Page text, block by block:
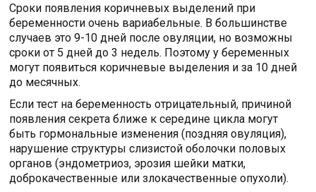
Сроки появления коричневых выделений при
беременности очень вариабельные. В большинстве
случаев это 9-10 дней после овуляции, но возможны
сроки от 5 дней до 3 недель. Поэтому у беременных
могут появиться коричневые выделения и за 10 дней
до месячных.
Если тест на беременность отрицательный, причиной
появления секрета ближе к середине цикла могут
быть гормональные изменения (поздняя овуляция),
нарушение структуры слизистой оболочки половых
органов (эндометриоз, эрозия шейки матки,
доброкачественные или злокачественные опухоли).